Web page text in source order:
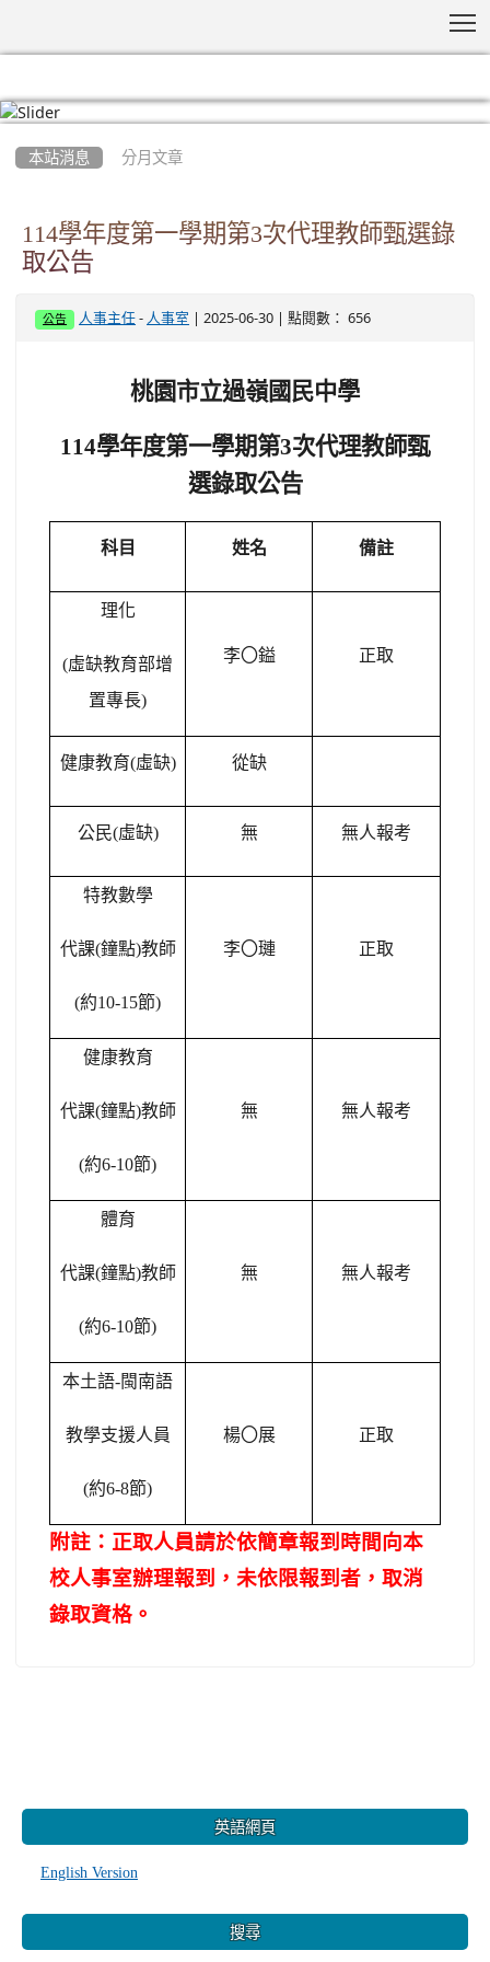
本站消息 分月文章
114學年度第一學期第3次代理教師甄選錄
取公告
公告 人事主任 - 人事室 | 2025-06-30 | 點閱數： 656
桃園市立過嶺國民中學
114學年度第一學期第3次代理教師甄
選錄取公告
科目 姓名 備註
理化
(虛缺教育部增
置專長)
李〇鎰 正取
健康教育(虛缺) 從缺
公民(虛缺) 無 無人報考
特教數學
代課(鐘點)教師
(約10-15節)
李〇璉 正取
健康教育
代課(鐘點)教師
(約6-10節)
無 無人報考
體育
代課(鐘點)教師
(約6-10節)
無 無人報考
本土語-閩南語
教學支援人員
(約6-8節)
楊〇展 正取
附註：正取人員請於依簡章報到時間向本
校人事室辦理報到，未依限報到者，取消
錄取資格。
英語網頁
English Version
搜尋